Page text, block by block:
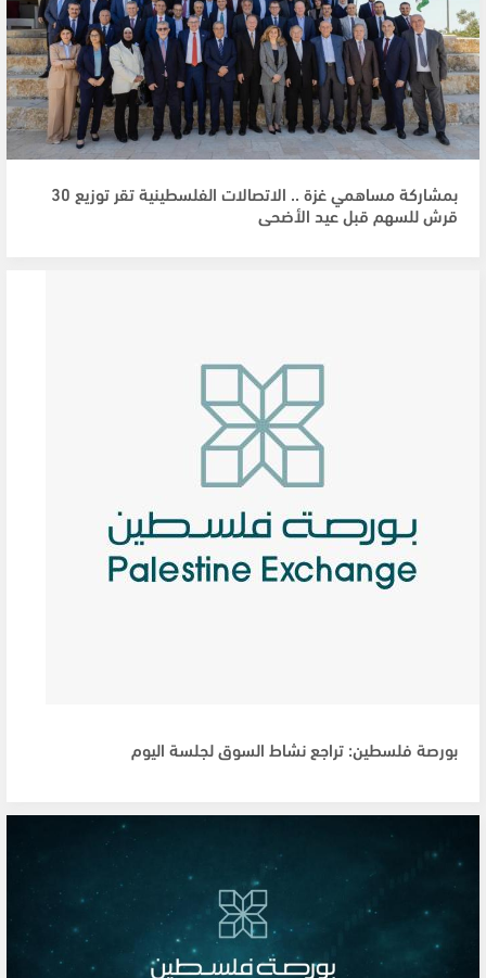
بمشاركة مساهمي غزة .. الاتصالات الفلسطينية تقر توزيع 30
قرش للسهم قبل عيد الأضحى
بورصة فلسطين: تراجع نشاط السوق لجلسة اليوم